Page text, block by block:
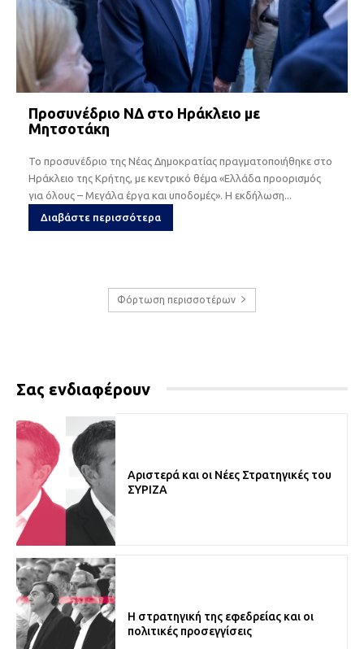
Προσυνέδριο ΝΔ στο Ηράκλειο με
Μητσοτάκη
Το προσυνέδριο της Νέας Δημοκρατίας πραγματοποιήθηκε στο
Ηράκλειο της Κρήτης, με κεντρικό θέμα «Ελλάδα προορισμός
για όλους – Μεγάλα έργα και υποδομές». Η εκδήλωση...
Διαβάστε περισσότερα
Φόρτωση περισσοτέρων
Σας ενδιαφέρουν
Αριστερά και οι Νέες Στρατηγικές του
ΣΥΡΙΖΑ
Η στρατηγική της εφεδρείας και οι
πολιτικές προσεγγίσεις